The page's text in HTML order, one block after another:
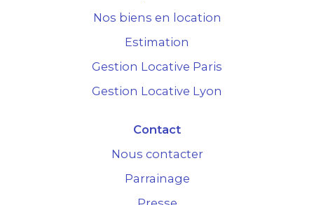
Nos biens en location
Estimation
Gestion Locative Paris
Gestion Locative Lyon
Contact
Nous contacter
Parrainage